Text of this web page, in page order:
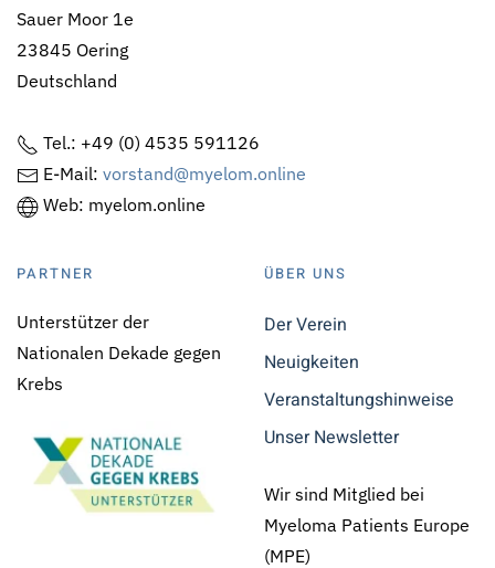
Sauer Moor 1e
23845 Oering
Deutschland
Tel.: +49 (0) 4535 591126
E-Mail: vorstand@myelom.online
Web: myelom.online
PARTNER
Unterstützer der
Nationalen Dekade gegen
Krebs
ÜBER UNS
Der Verein
Neuigkeiten
Veranstaltungshinweise
Unser Newsletter
Wir sind Mitglied bei
Myeloma Patients Europe
(MPE)